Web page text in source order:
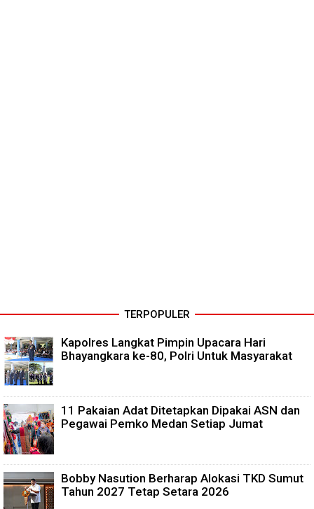
TERPOPULER
Kapolres Langkat Pimpin Upacara Hari
Bhayangkara ke-80, Polri Untuk Masyarakat
11 Pakaian Adat Ditetapkan Dipakai ASN dan
Pegawai Pemko Medan Setiap Jumat
Bobby Nasution Berharap Alokasi TKD Sumut
Tahun 2027 Tetap Setara 2026